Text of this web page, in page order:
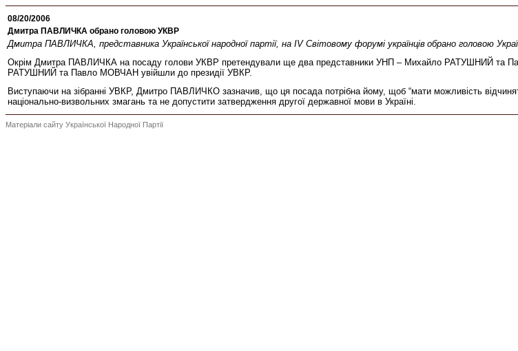
08/20/2006
Дмитра ПАВЛИЧКА обрано головою УКВР
Дмитра ПАВЛИЧКА, представника Української народної партії, на IV Світовому форумі українців обрано головою
Окрім Дмитра ПАВЛИЧКА на посаду голови УКВР претендували ще два представники УНП – Михайло РАТУШНИЙ та
РАТУШНИЙ та Павло МОВЧАН увійшли до президії УВКР.
Виступаючи на зібранні УВКР, Дмитро ПАВЛИЧКО зазначив, що ця посада потрібна йому, щоб “мати можливість
національно-визвольних змагань та не допустити затвердження другої державної мови в Україні.
Матеріали сайту Української Народної Партії